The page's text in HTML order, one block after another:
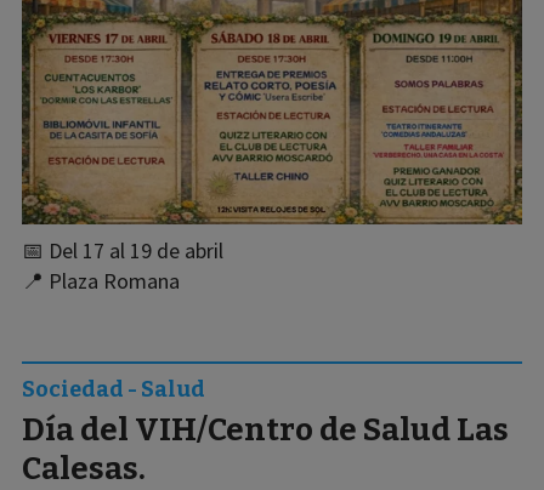
📅 Del 17 al 19 de abril
📍 Plaza Romana
Día del VIH/Centro de Salud Las
Calesas.
Sociedad - Salud